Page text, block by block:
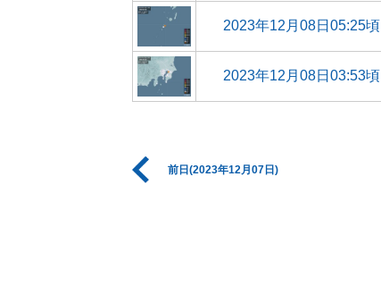
2023年12月08日05:25頃
2023年12月08日03:53頃
前日(2023年12月07日)